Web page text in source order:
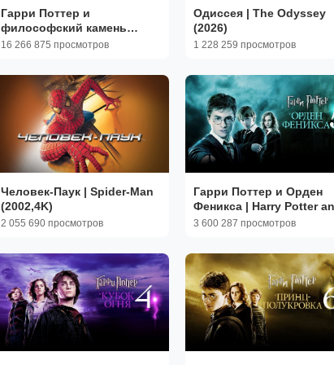
Гарри Поттер и
философский камень
(фильм, 2001, 1 часть)
16 266 875 просмотров
Одиссея | The Odyssey
(2026)
1 228 259 просмотров
Человек-Паук | Spider-Man
(2002,4K)
2 055 690 просмотров
Гарри Поттер и Орден
Феникса | Harry Potter
the Order of the Phoenix
3 600 287 просмотров